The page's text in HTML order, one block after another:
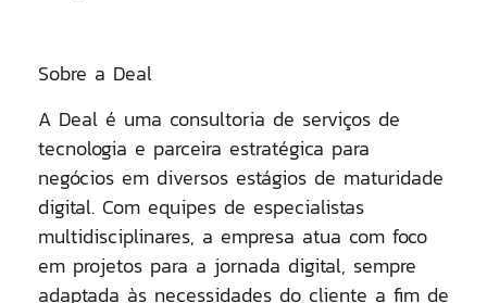
Sobre a Deal
A Deal é uma consultoria de serviços de
tecnologia e parceira estratégica para
negócios em diversos estágios de maturidade
digital. Com equipes de especialistas
multidisciplinares, a empresa atua com foco
em projetos para a jornada digital, sempre
adaptada às necessidades do cliente a fim de